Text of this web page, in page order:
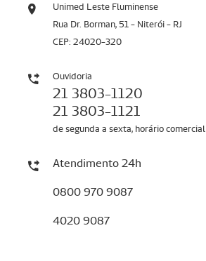
Unimed Leste Fluminense
Rua Dr. Borman, 51 - Niterói - RJ
CEP: 24020-320
Ouvidoria
21 3803-1120
21 3803-1121
de segunda a sexta, horário comercial
Atendimento 24h
0800 970 9087
4020 9087